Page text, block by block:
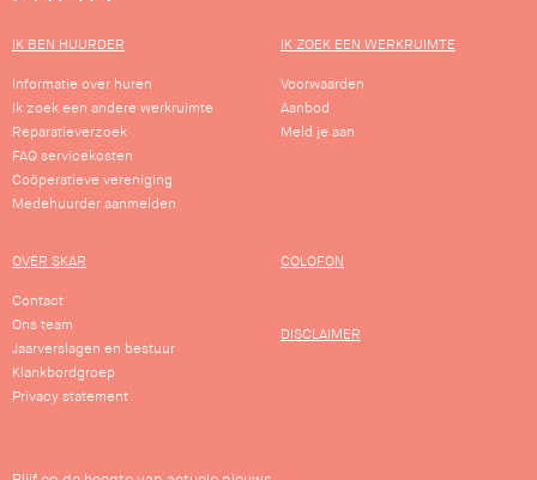
IK BEN HUURDER
Informatie over huren
Ik zoek een andere werkruimte
Reparatieverzoek
FAQ servicekosten
Coöperatieve vereniging
Medehuurder aanmelden
IK ZOEK EEN WERKRUIMTE
Voorwaarden
Aanbod
Meld je aan
OVER SKAR
Contact
Ons team
Jaarverslagen en bestuur
Klankbordgroep
Privacy statement
COLOFON
DISCLAIMER